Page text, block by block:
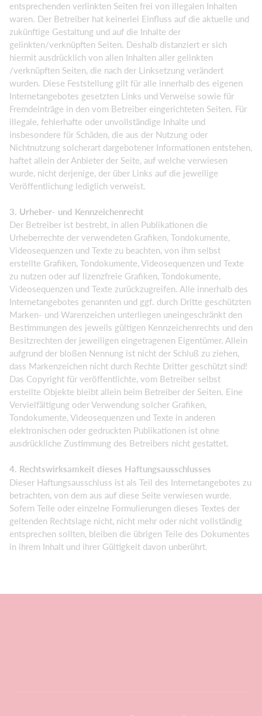
entsprechenden verlinkten Seiten frei von illegalen Inhalten
waren. Der Betreiber hat keinerlei Einfluss auf die aktuelle und
zukünftige Gestaltung und auf die Inhalte der
gelinkten/verknüpften Seiten. Deshalb distanziert er sich
hiermit ausdrücklich von allen Inhalten aller gelinkten
/verknüpften Seiten, die nach der Linksetzung verändert
wurden. Diese Feststellung gilt für alle innerhalb des eigenen
Internetangebotes gesetzten Links und Verweise sowie für
Fremdeinträge in den vom Betreiber eingerichteten Seiten. Für
illegale, fehlerhafte oder unvollständige Inhalte und
insbesondere für Schäden, die aus der Nutzung oder
Nichtnutzung solcherart dargebotener Informationen entstehen,
haftet allein der Anbieter der Seite, auf welche verwiesen
wurde, nicht derjenige, der über Links auf die jeweilige
Veröffentlichung lediglich verweist.
3. Urheber- und Kennzeichenrecht
Der Betreiber ist bestrebt, in allen Publikationen die
Urheberrechte der verwendeten Grafiken, Tondokumente,
Videosequenzen und Texte zu beachten, von ihm selbst
erstellte Grafiken, Tondokumente, Videosequenzen und Texte
zu nutzen oder auf lizenzfreie Grafiken, Tondokumente,
Videosequenzen und Texte zurückzugreifen. Alle innerhalb des
Internetangebotes genannten und ggf. durch Dritte geschützten
Marken- und Warenzeichen unterliegen uneingeschränkt den
Bestimmungen des jeweils gültigen Kennzeichenrechts und den
Besitzrechten der jeweiligen eingetragenen Eigentümer. Allein
aufgrund der bloßen Nennung ist nicht der Schluß zu ziehen,
dass Markenzeichen nicht durch Rechte Dritter geschützt sind!
Das Copyright für veröffentlichte, vom Betreiber selbst
erstellte Objekte bleibt allein beim Betreiber der Seiten. Eine
Vervielfältigung oder Verwendung solcher Grafiken,
Tondokumente, Videosequenzen und Texte in anderen
elektronischen oder gedruckten Publikationen ist ohne
ausdrückliche Zustimmung des Betreibers nicht gestattet.
4. Rechtswirksamkeit dieses Haftungsausschlusses
Dieser Haftungsausschluss ist als Teil des Internetangebotes zu
betrachten, von dem aus auf diese Seite verwiesen wurde.
Sofern Teile oder einzelne Formulierungen dieses Textes der
geltenden Rechtslage nicht, nicht mehr oder nicht vollständig
entsprechen sollten, bleiben die übrigen Teile des Dokumentes
in ihrem Inhalt und ihrer Gültigkeit davon unberührt.